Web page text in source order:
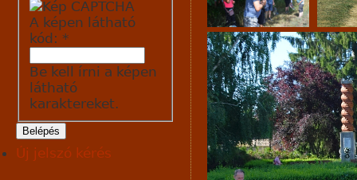
A képen látható
kód: *
Be kell írni a képen
látható
karaktereket.
Új jelszó kérés